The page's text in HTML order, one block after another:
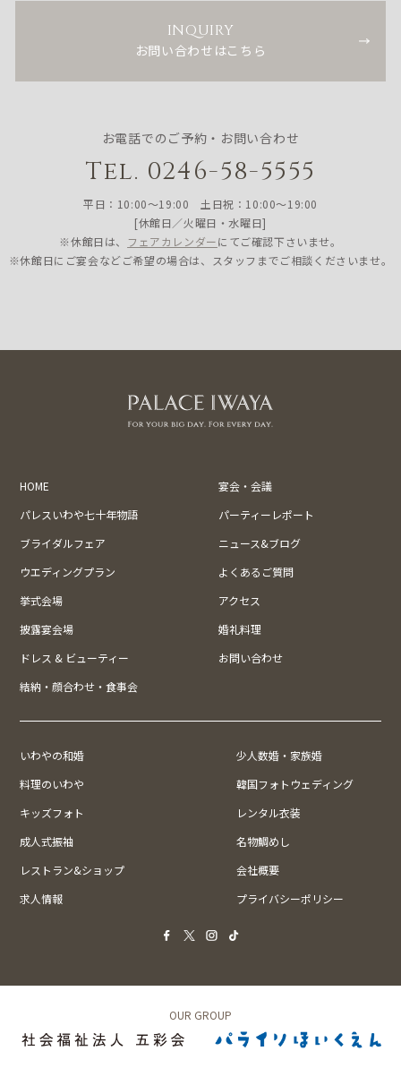
INQUIRY
お問い合わせはこちら
お電話でのご予約・お問い合わせ
Tel. 0246-58-5555
平日：10:00〜19:00 土日祝：10:00〜19:00
[休館日／火曜日・水曜日]
※休館日は、 フェアカレンダーにてご確認下さいませ。
※休館日にご宴会などご希望の場合は、スタッフまでご相談くださいませ。
HOME
宴会・会議
パレスいわや七十年物語
パーティーレポート
ブライダルフェア
ニュース&ブログ
ウエディングプラン
よくあるご質問
挙式会場
アクセス
披露宴会場
婚礼料理
ドレス & ビューティー
お問い合わせ
結納・顔合わせ・食事会
いわやの和婚
少人数婚・家族婚
料理のいわや
韓国フォトウェディング
キッズフォト
レンタル衣装
成人式振袖
名物鯛めし
レストラン&ショップ
会社概要
求人情報
プライバシーポリシー
OUR GROUP